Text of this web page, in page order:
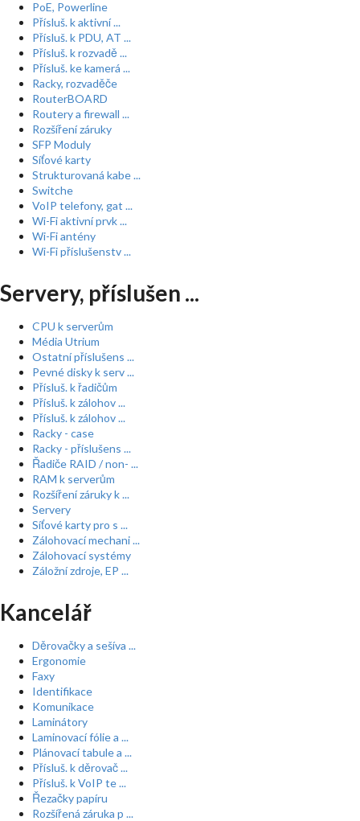
PoE, Powerline
Přísluš. k aktivní ...
Přísluš. k PDU, AT ...
Přísluš. k rozvadě ...
Přísluš. ke kamerá ...
Racky, rozvaděče
RouterBOARD
Routery a firewall ...
Rozšíření záruky
SFP Moduly
Síťové karty
Strukturovaná kabe ...
Switche
VoIP telefony, gat ...
Wi-Fi aktivní prvk ...
Wi-Fi antény
Wi-Fi příslušenstv ...
Servery, příslušen ...
CPU k serverům
Média Utrium
Ostatní příslušens ...
Pevné disky k serv ...
Přísluš. k řadičům
Přísluš. k zálohov ...
Přísluš. k zálohov ...
Racky - case
Racky - příslušens ...
Řadiče RAID / non- ...
RAM k serverům
Rozšíření záruky k ...
Servery
Síťové karty pro s ...
Zálohovací mechani ...
Zálohovací systémy
Záložní zdroje, EP ...
Kancelář
Děrovačky a sešíva ...
Ergonomie
Faxy
Identifikace
Komunikace
Laminátory
Laminovací fólie a ...
Plánovací tabule a ...
Přísluš. k děrovač ...
Přísluš. k VoIP te ...
Řezačky papíru
Rozšířená záruka p ...